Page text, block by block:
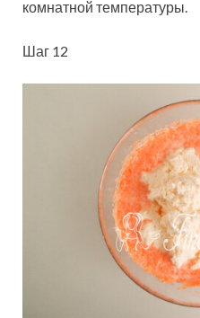
комнатной температуры.
Шаг 12